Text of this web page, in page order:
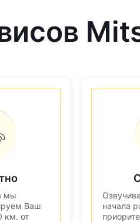
мы
Ваш
км. от
начала